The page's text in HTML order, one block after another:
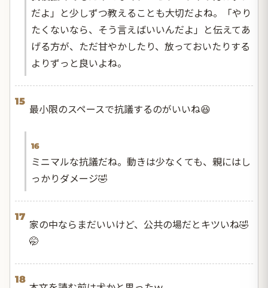
だよ」と少しずつ教えることも大切だよね。「やり
たくないなら、そう言えばいいんだよ」と伝えてあ
げる方が、ただ甘やかしたり、放っておいたりする
よりずっと良いよね。
15
最小限のスペースで抗議するのがいいね😆
16
ミニマルな抗議だね。動きは少なくても、親にはし
っかりダメージ🤣
17
家の中ならまだいいけど、公共の場だとキツいね🤣
🤭
18